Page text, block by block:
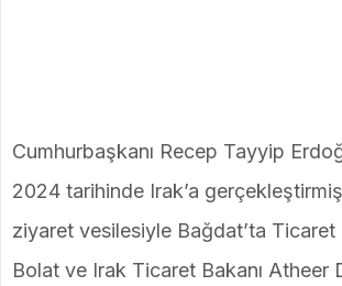
Cumhurbaşkanı Recep Tayyip
2024 tarihinde Irak’a
ziyaret vesilesiyle Bağdat’ta Ticaret
Bolat ve Irak Ticaret Bakanı Atheer